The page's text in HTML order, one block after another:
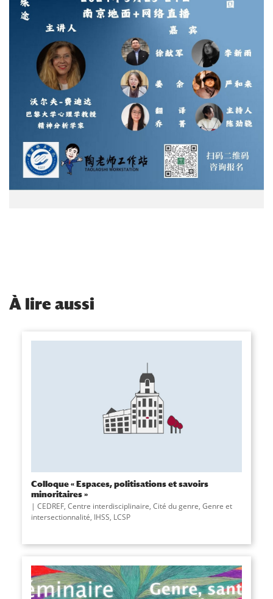
À lire aussi
Colloque « Espaces, politisations et savoirs
minoritaires »
CEDREF, Centre interdisciplinaire, Cité du genre, Genre et
intersectionnalité, IHSS, LCSP